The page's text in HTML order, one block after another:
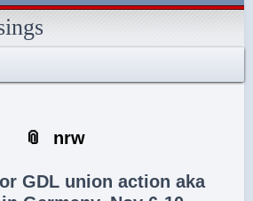
Skip
Skip
2
Skip
POSTS-
Skip
COMMENTS-
Skip
2
Skip
2
Skip
WIDGET-
Skip
2
Skip
2
Skip
BOX-
Skip
2
Skip
2
Skip
2
nrw
GDL union action aka